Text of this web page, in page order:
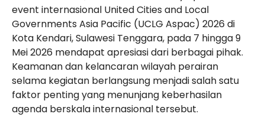
event internasional United Cities and Local
Governments Asia Pacific (UCLG Aspac) 2026 di
Kota Kendari, Sulawesi Tenggara, pada 7 hingga 9
Mei 2026 mendapat apresiasi dari berbagai pihak.
Keamanan dan kelancaran wilayah perairan
selama kegiatan berlangsung menjadi salah satu
faktor penting yang menunjang keberhasilan
agenda berskala internasional tersebut.